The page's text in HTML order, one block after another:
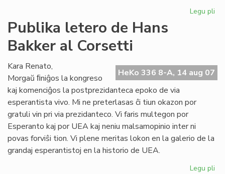
Legu pli
Publika letero de Hans
Bakker al Corsetti
HeKo 336 8-A, 14 aug 07
Kara Renato,
Morgaŭ ﬁniĝos la kongreso
kaj komenciĝos la postprezidanteca epoko de via
esperantista vivo. Mi ne preterlasas ĉi tiun okazon por
gratuli vin pri via prezidanteco. Vi faris multegon por
Esperanto kaj por UEA kaj neniu malsamopinio inter ni
povas forviŝi tion. Vi plene meritas lokon en la galerio de la
grandaj esperantistoj en la historio de UEA.
Legu pli